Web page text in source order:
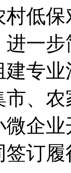
低
一
专
市、
企
订